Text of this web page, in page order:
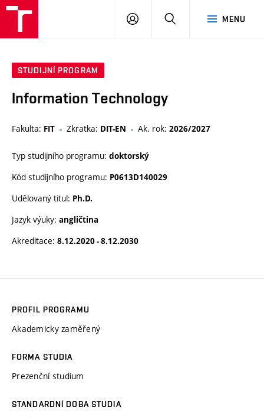
MENU
PŘIHLÁSIT
STUDIJNÍ PROGRAM
Information Technology
Fakulta: FIT Zkratka: DIT-EN Ak. rok: 2026/2027
Typ studijního programu: doktorský
Kód studijního programu: P0613D140029
Udělovaný titul: Ph.D.
Jazyk výuky: angličtina
Akreditace: 8.12.2020 - 8.12.2030
PROFIL PROGRAMU
Akademicky zaměřený
FORMA STUDIA
Prezenční studium
STANDARDNÍ DOBA STUDIA